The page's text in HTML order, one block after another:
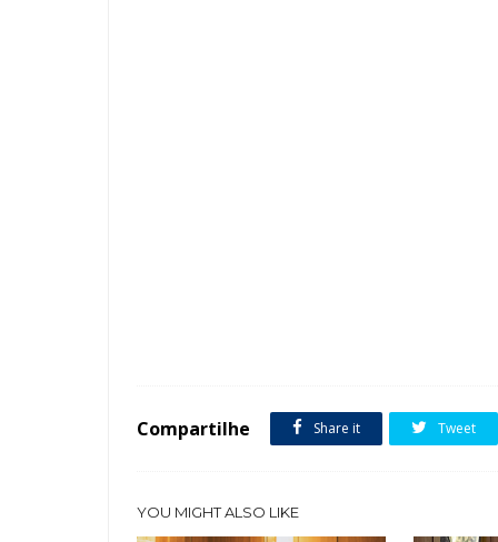
Compartilhe Share it Tweet
YOU MIGHT ALSO LIKE